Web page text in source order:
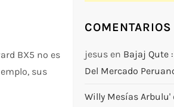
BX5 no es
sus
jesusen Bajaj Qute
Del Mercado
Willy Mesías Arbulu'